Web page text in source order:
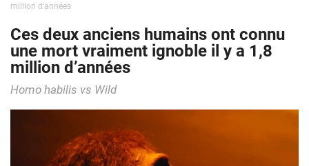
million d’années
Ces deux anciens humains ont connu
une mort vraiment ignoble il y a 1,8
million d’années
Homo habilis vs Wild